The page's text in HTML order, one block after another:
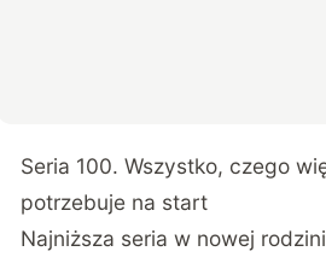
Seria 100. Wszystko, czego
potrzebuje na start
Najniższa seria w nowej